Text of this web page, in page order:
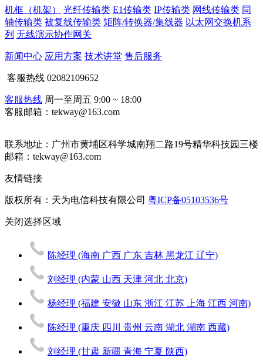
机框（机架） 光纤传输类 E1传输类 IP传输类 网线传输类 同
轴传输类 被复线传输类 矩阵/转换器/集线器 以太网交换机系
列 无线演示协作网关
新闻中心 应用方案 技术讲堂 售后服务
客服热线 02082109652
客服热线 周一至周五 9:00 ~ 18:00
客服邮箱：tekway@163.com
联系地址： 广州市黄埔区科学城南翔二路19号精华科技园三楼
邮箱：tekway@163.com
友情链接
版权所有：天为电信科技有限公司 粤ICP备05103536号
关闭选择区域
陈经理 (海南 广西 广东 吉林 黑龙江 辽宁)
刘经理 (内蒙 山西 天津 河北 北京)
杨经理 (福建 安徽 山东 浙江 江苏 上海 江西 河南)
陈经理 (重庆 四川 贵州 云南 湖北 湖南 西藏)
刘经理 (甘肃 新疆 青海 宁夏 陕西)